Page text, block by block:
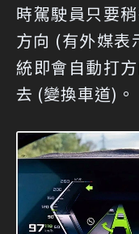
時駕駛員只要
方向 (有外媒表
統即會自動打
去 (變換車道)。